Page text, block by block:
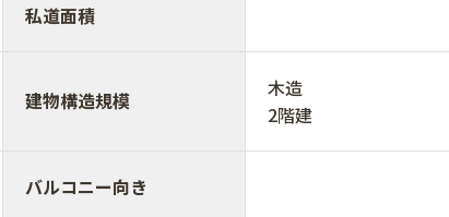
私道面積
建物構造規模
木造
2階建
バルコニー向き